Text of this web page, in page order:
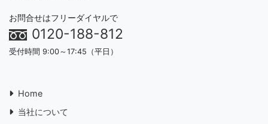
お問合せはフリーダイヤルで
0120-188-812
受付時間 9:00～17:45（平日）
Home
当社について